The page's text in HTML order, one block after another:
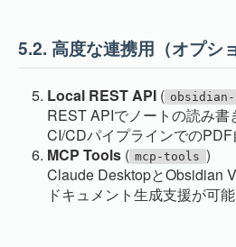
5.2. 高度な連携用（オプシ
Local REST API (
REST APIでノートの読み書
CI/CDパイプラインでの
MCP Tools ( mcp-tools )
Claude DesktopとObsidian
ドキュメント生成支援が可能